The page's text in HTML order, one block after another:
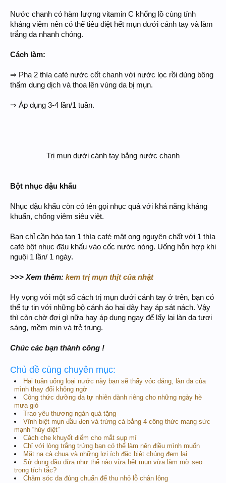
Nước chanh có hàm lượng vitamin C khổng lồ cùng tính
kháng viêm nên có thể tiêu diệt hết mụn dưới cánh tay và làm
trắng da nhanh chóng.
Cách làm:
⇒ Pha 2 thìa café nước cốt chanh với nước lọc rồi dùng bông
thấm dung dịch và thoa lên vùng da bị mụn.
⇒ Áp dụng 3-4 lần/1 tuần.
Trị mụn dưới cánh tay bằng nước chanh​
Bột nhục đậu khấu
Nhục đậu khấu còn có tên gọi nhục quả với khả năng kháng
khuẩn, chống viêm siêu việt.
Bạn chỉ cần hòa tan 1 thìa café mật ong nguyên chất với 1 thìa
café bột nhục đậu khấu vào cốc nước nóng. Uống hỗn hợp khi
nguội 1 lần/ 1 ngày.
>>> Xem thêm: kem trị mụn thịt của nhật
Hy vọng với một số cách trị mụn dưới cánh tay ở trên, bạn có
thể tự tin với những bộ cánh áo hai dây hay áp sát nách. Vậy
thì còn chờ đợi gì nữa hay áp dụng ngay để lấy lại làn da tươi
sáng, mềm mịn và trẻ trung.
Chúc các bạn thành công !
Chủ đề cùng chuyên mục:
Hai tuần uống loại nước này bạn sẽ thấy vóc dáng, làn da của
mình thay đổi không ngờ
Công thức dưỡng da tự nhiên dành riêng cho những ngày hè
mưa gió
Trao yêu thương ngàn quà tặng
Vĩnh biệt mụn đầu đen và trứng cá bằng 4 công thức mang sức
mạnh “hủy diệt”
Cách che khuyết điểm cho mắt sụp mí
Chỉ với lòng trắng trứng bạn có thể làm nên điều mình muốn
Mặt nạ cà chua và những lợi ích đặc biệt chúng đem lại
Sử dụng dầu dừa như thế nào vừa hết mụn vừa làm mờ sẹo
trong tích tắc?
Chăm sóc da đúng chuẩn để thu nhỏ lỗ chân lông